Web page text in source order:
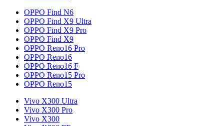
OPPO Find N6
OPPO Find X9 Ultra
OPPO Find X9 Pro
OPPO Find X9
OPPO Reno16 Pro
OPPO Reno16
OPPO Reno16 F
OPPO Reno15 Pro
OPPO Reno15
Vivo X300 Ultra
Vivo X300 Pro
Vivo X300